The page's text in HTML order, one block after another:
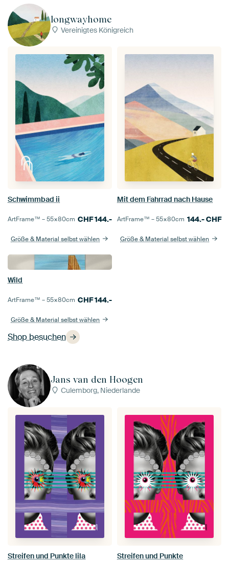
longwayhome
Vereinigtes Königreich
Shop besuchen
Schwimmbad ii
ArtFrame™ –55×80cm CHF144.-
Größe & Material selbst wählen
Mit dem Fahrrad nach Hause
ArtFrame™ –55×80cm 144.-CHF
Größe & Material selbst wählen
Wild
ArtFrame™ –55×80cm CHF144.-
Größe & Material selbst wählen
Jans van den Hoogen
Culemborg, Niederlande
Streifen und Punkte lila Streifen und Punkte